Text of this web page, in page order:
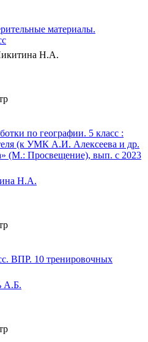
материалы.
Н.А.
по географии. 5 класс :
(к УМК А.И. Алексеева и др.
(М.: Просвещение), вып. с 2023
Н.А.
ВПР. 10 тренировочных
А.Б.